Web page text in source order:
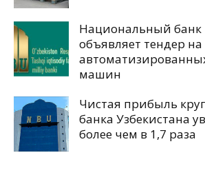
Национальный банк
объявляет тендер на
машин
Чистая прибыль
банка Узбекистана
более чем в 1,7 раза